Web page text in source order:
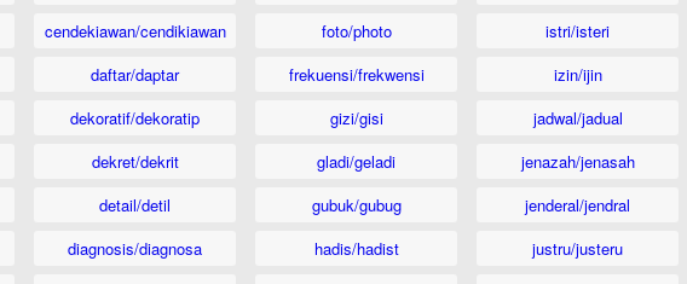
cendekiawan/cendikiawan
daftar/daptar
dekoratif/dekoratip
dekret/dekrit
detail/detil
diagnosis/diagnosa
foto/photo
frekuensi/frekwensi
gizi/gisi
gladi/geladi
gubuk/gubug
hadis/hadist
istri/isteri
izin/ijin
jadwal/jadual
jenazah/jenasah
jenderal/jendral
justru/justeru